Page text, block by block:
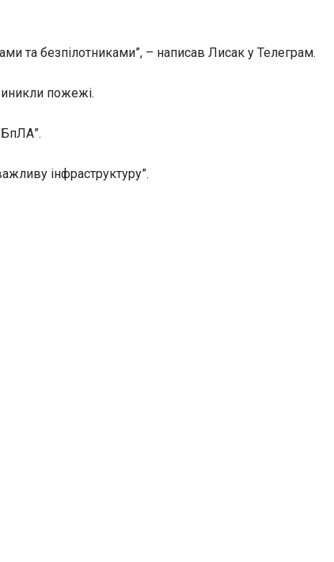
та безпілотниками”, – написав Лисак у Телеграм.
пожежі.
інфраструктуру”.